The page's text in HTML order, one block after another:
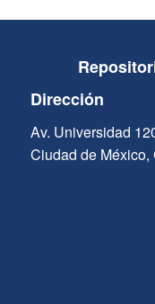
Dirección
Av. Universidad
Ciudad de México,